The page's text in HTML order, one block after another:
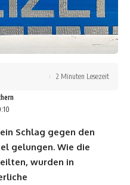
2 Minuten Lesezeit
Schlag gegen den
gelungen. Wie die
wurden in